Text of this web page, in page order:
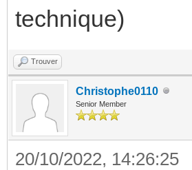
technique)
Trouver
Christophe0110
Senior Member
20/10/2022, 14:26:25